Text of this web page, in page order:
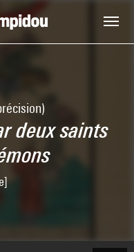
deux saints